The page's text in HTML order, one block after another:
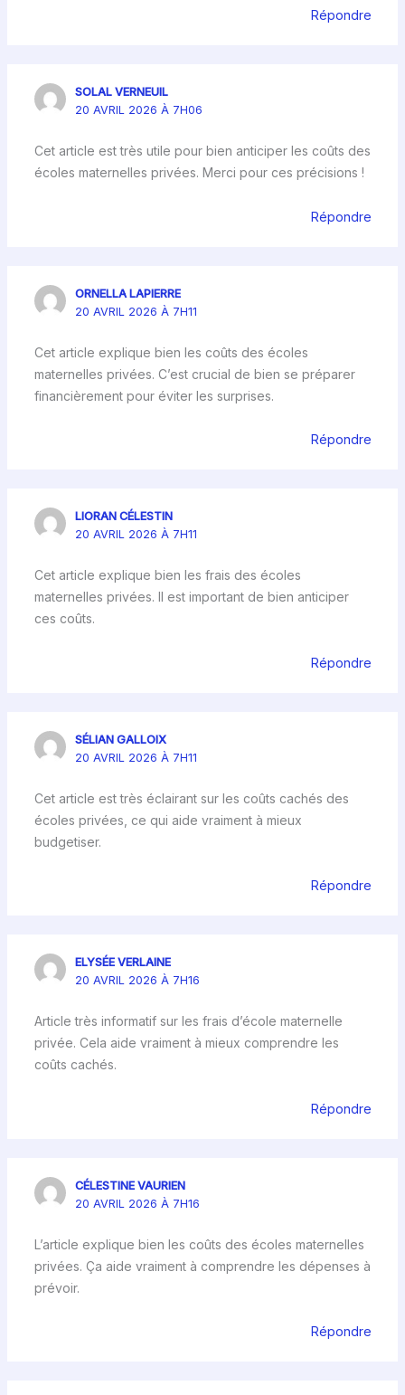
Répondre
SOLAL VERNEUIL
20 AVRIL 2026 À 7H06
Cet article est très utile pour bien anticiper les coûts des
écoles maternelles privées. Merci pour ces précisions !
Répondre
ORNELLA LAPIERRE
20 AVRIL 2026 À 7H11
Cet article explique bien les coûts des écoles
maternelles privées. C’est crucial de bien se préparer
financièrement pour éviter les surprises.
Répondre
LIORAN CÉLESTIN
20 AVRIL 2026 À 7H11
Cet article explique bien les frais des écoles
maternelles privées. Il est important de bien anticiper
ces coûts.
Répondre
SÉLIAN GALLOIX
20 AVRIL 2026 À 7H11
Cet article est très éclairant sur les coûts cachés des
écoles privées, ce qui aide vraiment à mieux
budgetiser.
Répondre
ELYSÉE VERLAINE
20 AVRIL 2026 À 7H16
Article très informatif sur les frais d’école maternelle
privée. Cela aide vraiment à mieux comprendre les
coûts cachés.
Répondre
CÉLESTINE VAURIEN
20 AVRIL 2026 À 7H16
L’article explique bien les coûts des écoles maternelles
privées. Ça aide vraiment à comprendre les dépenses à
prévoir.
Répondre